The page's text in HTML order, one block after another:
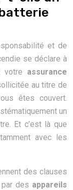
et de
se déclare à
votre assurance
au titre de
êtes couvert.
un
Et c’est là que
avec les
des clauses
des appareils